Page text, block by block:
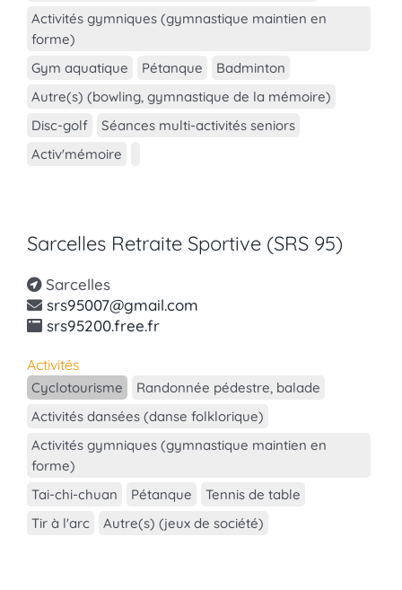
Activités gymniques (gymnastique maintien en
forme)
Gym aquatique
Pétanque
Badminton
Autre(s) (bowling, gymnastique de la mémoire)
Disc-golf
Séances multi-activités seniors
Activ'mémoire
Sarcelles Retraite Sportive (SRS 95)
Sarcelles
srs95007@gmail.com
srs95200.free.fr
Activités
Cyclotourisme
Randonnée pédestre, balade
Activités dansées (danse folklorique)
Activités gymniques (gymnastique maintien en
forme)
Tai-chi-chuan
Pétanque
Tennis de table
Tir à l'arc
Autre(s) (jeux de société)